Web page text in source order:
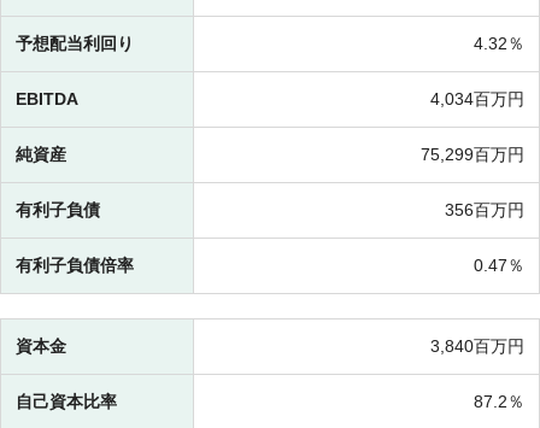
予想配当利回り 4.32％
EBITDA 4,034百万円
純資産 75,299百万円
有利子負債 356百万円
有利子負債倍率 0.47％
資本金 3,840百万円
自己資本比率 87.2％